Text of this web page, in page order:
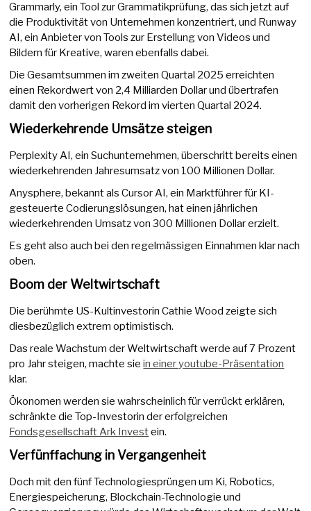
Grammarly, ein Tool zur Grammatikprüfung, das sich jetzt auf
die Produktivität von Unternehmen konzentriert, und Runway
AI, ein Anbieter von Tools zur Erstellung von Videos und
Bildern für Kreative, waren ebenfalls dabei.
Die Gesamtsummen im zweiten Quartal 2025 erreichten
einen Rekordwert von 2,4 Milliarden Dollar und übertrafen
damit den vorherigen Rekord im vierten Quartal 2024.
Wiederkehrende Umsätze steigen
Perplexity AI, ein Suchunternehmen, überschritt bereits einen
wiederkehrenden Jahresumsatz von 100 Millionen Dollar.
Anysphere, bekannt als Cursor AI, ein Marktführer für KI-
gesteuerte Codierungslösungen, hat einen jährlichen
wiederkehrenden Umsatz von 300 Millionen Dollar erzielt.
Es geht also auch bei den regelmässigen Einnahmen klar nach
oben.
Boom der Weltwirtschaft
Die berühmte US-Kultinvestorin Cathie Wood zeigte sich
diesbezüglich extrem optimistisch.
Das reale Wachstum der Weltwirtschaft werde auf 7 Prozent
pro Jahr steigen, machte siein einer youtube-Präsentation
klar.
Ökonomen werden sie wahrscheinlich für verrückt erklären,
schränkte die Top-Investorin der erfolgreichen
Fondsgesellschaft Ark Investein.
Verfünffachung in Vergangenheit
Doch mit den fünf Technologiesprüngen um Ki, Robotics,
Energiespeicherung, Blockchain-Technologie und